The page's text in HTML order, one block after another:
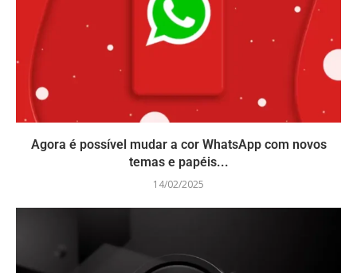
Agora é possível mudar a cor WhatsApp com novos
temas e papéis...
14/02/2025